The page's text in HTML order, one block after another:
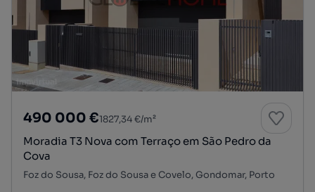
490 000 €1827,34 €/m²
Moradia T3 Nova com Terraço em São Pedro da
Cova
Foz do Sousa, Foz do Sousa e Covelo, Gondomar, Porto